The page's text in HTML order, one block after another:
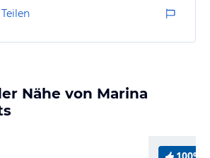
Strand. WLAN vorhanden, nicht
Mückenstecker im Zimmer
Teilen
Nähe von Marina